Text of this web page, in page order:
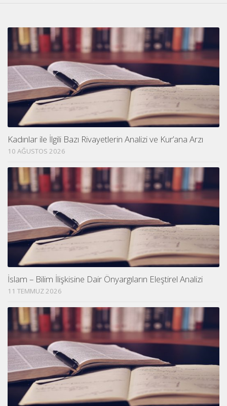
Kadınlar ile İlgili Bazı Rivayetlerin Analizi ve Kur’ana Arzı
10 AĞUSTOS 2026
İslam – Bilim İlişkisine Dair Önyargıların Eleştirel Analizi
11 TEMMUZ 2026